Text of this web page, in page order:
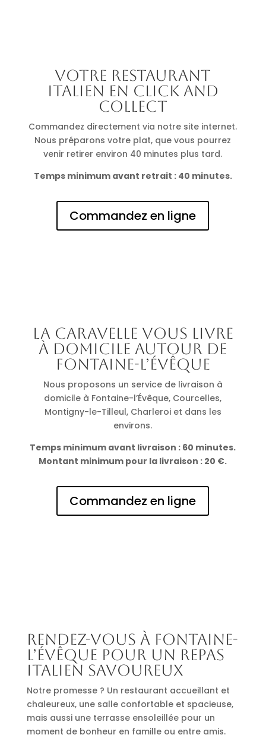
Votre restaurant
italien en click and
collect
Commandez directement via notre site internet.
Nous préparons votre plat, que vous pourrez
venir retirer environ 40 minutes plus tard.
Temps minimum avant retrait : 40 minutes.
Commandez en ligne
La Caravelle vous livre
à domicile autour de
Fontaine-l’Évêque
Nous proposons un service de livraison à
domicile à Fontaine-l’Évêque, Courcelles,
Montigny-le-Tilleul, Charleroi et dans les
environs.
Temps minimum avant livraison : 60 minutes.
Montant minimum pour la livraison : 20 €.
Commandez en ligne
Rendez-vous à Fontaine-
l’Évêque pour un repas
italien savoureux
Notre promesse ? Un restaurant accueillant et
chaleureux, une salle confortable et spacieuse,
mais aussi une terrasse ensoleillée pour un
moment de bonheur en famille ou entre amis.